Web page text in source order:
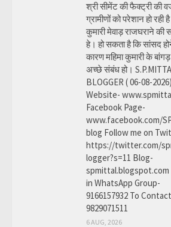
श्री सीमेंट की फैक्ट्री की
ग्रामीणों को परेशान हो रही
कुमारी मेवाड़ राजघराने की
हे। हो सकता है कि सांसद
कारण महिमा कुमारी के
अच्छे संबंध हो।
BLOGGER ( 06-08-2026)
Website-
Facebook Page-
www.facebook.com/
blog Follow me on
https://twitter.com/
logger?s=11 Blog-
spmittal.blogspot.com
in WhatsApp Group-
9166157932 To
9829071511
6 AUG, 2026